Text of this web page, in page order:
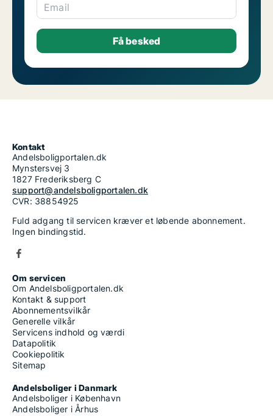
Email
Kontakt
Andelsboligportalen.dk
Mynstersvej 3
1827 Frederiksberg C
support@andelsboligportalen.dk
CVR: 38854925
Fuld adgang til servicen kræver et løbende abonnement.
Ingen bindingstid.
Om servicen
Om Andelsboligportalen.dk
Kontakt & support
Abonnementsvilkår
Generelle vilkår
Servicens indhold og værdi
Datapolitik
Cookiepolitik
Sitemap
Andelsboliger i Danmark
Andelsboliger i København
Andelsboliger i Århus